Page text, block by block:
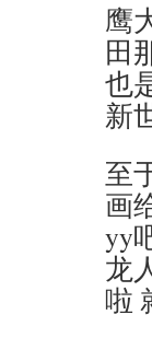
鹰
田
也
新
至
画
yy
龙
啦